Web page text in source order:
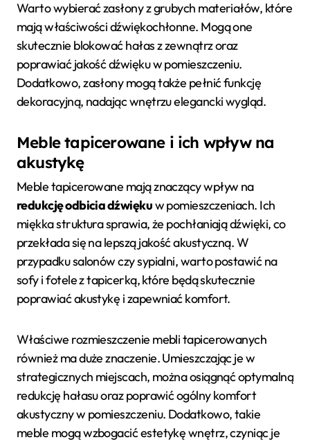
Warto wybierać zasłony z grubych materiałów, które
mają właściwości dźwiękochłonne. Mogą one
skutecznie blokować hałas z zewnątrz oraz
poprawiać jakość dźwięku w pomieszczeniu.
Dodatkowo, zasłony mogą także pełnić funkcję
dekoracyjną, nadając wnętrzu elegancki wygląd.
Meble tapicerowane i ich wpływ na
akustykę
Meble tapicerowane mają znaczący wpływ na
redukcję odbicia dźwiękuw pomieszczeniach. Ich
miękka struktura sprawia, że pochłaniają dźwięki, co
przekłada się na lepszą jakość akustyczną. W
przypadku salonów czy sypialni, warto postawić na
sofy i fotele z tapicerką, które będą skutecznie
poprawiać akustykę i zapewniać komfort.
Właściwe rozmieszczenie mebli tapicerowanych
również ma duże znaczenie. Umieszczając je w
strategicznych miejscach, można osiągnąć optymalną
redukcję hałasu oraz poprawić ogólny komfort
akustyczny w pomieszczeniu. Dodatkowo, takie
meble mogą wzbogacić estetykę wnętrz, czyniąc je